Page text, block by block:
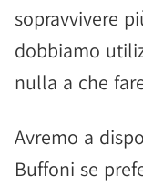
sopravvivere
dobbiamo
nulla a che
Avremo a
Buffoni se